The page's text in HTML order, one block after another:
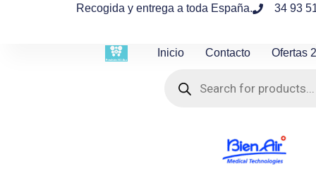
Recogida y entrega a toda España. 34 93
Inicio Contacto Ofertas